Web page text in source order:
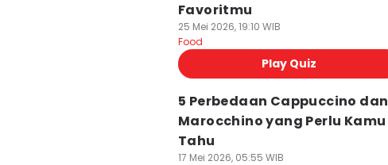
Favoritmu
25 Mei 2026, 19:10 WIB
Food
Play Quiz
5 Perbedaan Cappuccino dan
Marocchino yang Perlu Kamu
Tahu
17 Mei 2026, 05:55 WIB